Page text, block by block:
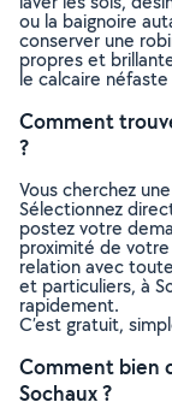
ou la baignoire
conserver une
propres et
le calcaire
Comment
?
Vous cherchez
Sélectionnez
postez votre
proximité de
relation avec
et particuliers, à
rapidement.
C’est gratuit,
Comment bien
Sochaux ?